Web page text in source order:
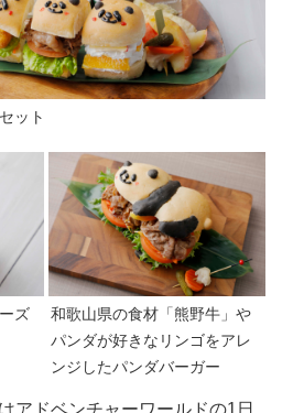
ット
ズ
和歌山県の食材「熊野牛」や
パンダが好きなリンゴをアレ
ンジしたパンダバーガー